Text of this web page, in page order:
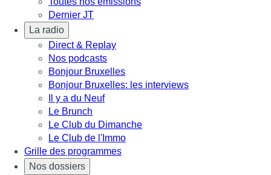
Dernier JT
La radio
Direct & Replay
Nos podcasts
Bonjour Bruxelles
Bonjour Bruxelles: les interviews
Il y a du Neuf
Le Brunch
Le Club du Dimanche
Le Club de l'Immo
Grille des programmes
Nos dossiers